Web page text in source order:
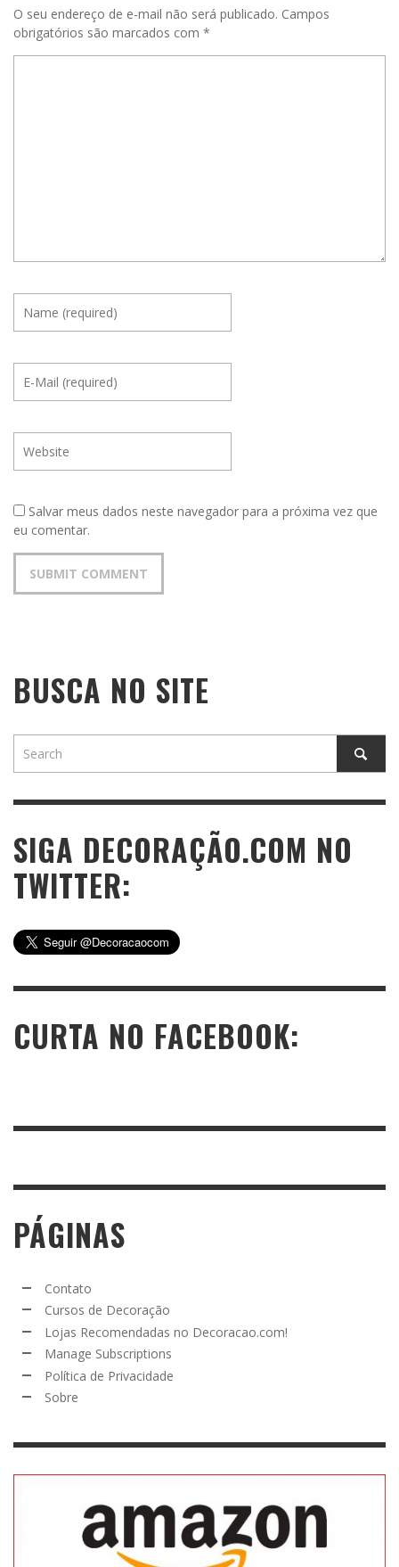
O seu endereço de e-mail não será publicado. Campos
obrigatórios são marcados com *
Salvar meus dados neste navegador para a próxima vez que
eu comentar.
BUSCA NO SITE
SIGA DECORAÇÃO.COM NO
TWITTER:
CURTA NO FACEBOOK:
PÁGINAS
Contato
Cursos de Decoração
Lojas Recomendadas no Decoracao.com!
Manage Subscriptions
Política de Privacidade
Sobre